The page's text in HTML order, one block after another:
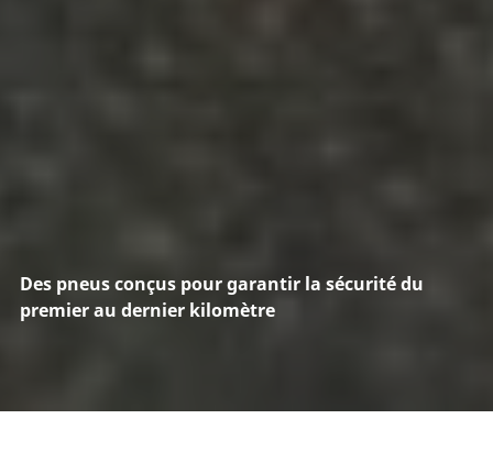
Des pneus conçus pour garantir la sécurité du
premier au dernier kilomètre